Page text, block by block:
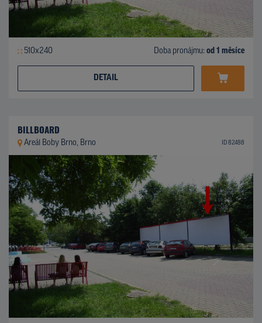
510x240 Doba pronájmu: od 1 měsíce
DETAIL
BILLBOARD
Areál Boby Brno, Brno ID 82488